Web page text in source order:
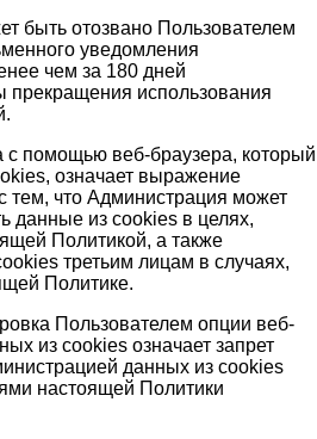
быть отозвано Пользователем
уведомления
чем за 180 дней
прекращения использования
с помощью веб-браузера, который
означает выражение
тем, что Администрация может
данные из cookies в целях,
Политикой, а также
третьим лицам в случаях,
Политике.
Пользователем опции веб-
из cookies означает запрет
данных из cookies
настоящей Политики